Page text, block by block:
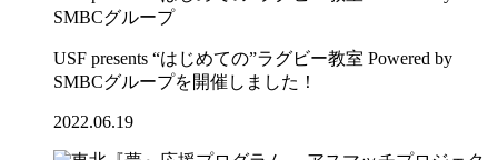
SMBCグループ
USF presents “はじめての”ラグビー教室 Powered by
SMBCグループを開催しました！
2022.06.19